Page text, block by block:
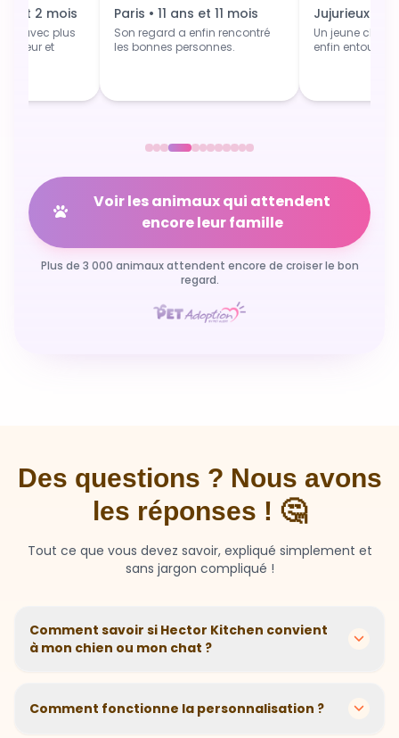
11 mois
rencontré
Jujurieux • 1 an
Un jeune chien qui grandit
enfin entouré et aimé.
Douville • 4
Une toute
commence du
Voir les animaux qui attendent
encore leur famille
Plus de 3 000 animaux attendent encore de croiser le bon
regard.
Des questions ? Nous avons
les réponses ! 🤔
Tout ce que vous devez savoir, expliqué simplement et
sans jargon compliqué !
Comment savoir si Hector Kitchen convient
à mon chien ou mon chat ?
recettes personnalisées selon l'âge, la race, le poids et
les sensibilités de votre compagnon. Si votre animal a
Comment fonctionne la personnalisation ?